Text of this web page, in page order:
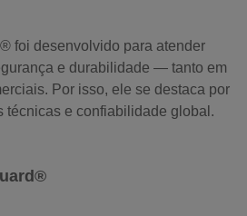
foi desenvolvido para atender
e durabilidade — tanto em
Por isso, ele se destaca por
técnicas e confiabilidade global.